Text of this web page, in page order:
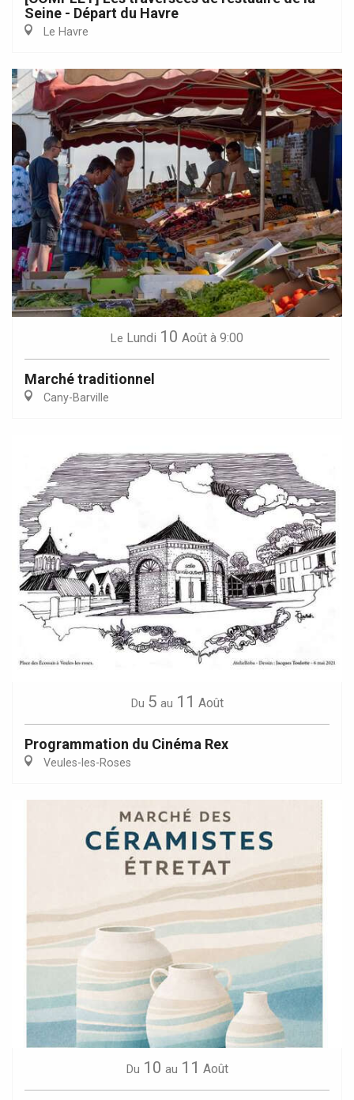
Seine - Départ du Havre
Le Havre
Le Lundi 10 Août à 9:00
Marché traditionnel
Cany-Barville
Du 5 au 11 Août
Programmation du Cinéma Rex
Veules-les-Roses
Du 10 au 11 Août